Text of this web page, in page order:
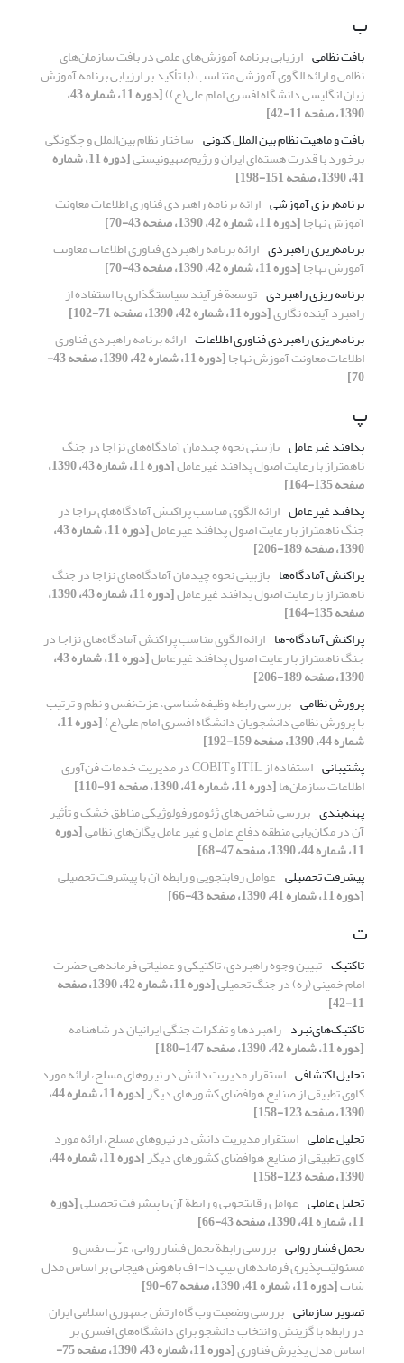
ب
بافت نظامی ارزیابی برنامه آموزش‌های علمی در بافت سازمان‌های
نظامی و ارائه الگوی آموزشی متناسب (با تأکید بر ارزیابی برنامه آموزش
زبان انگلیسی دانشگاه افسری امام علی(ع)) [دوره 11، شماره 43،
1390، صفحه 11-42]
بافت و ماهیت نظام بین الملل کنونی ساختار نظام بین‌الملل و چگونگی
برخورد با قدرت هسته‌ای ایران و رژیم‌صهیونیستی [دوره 11، شماره
41، 1390، صفحه 151-198]
برنامه‌ریزی آموزشی ارائه برنامه راهبردی فناوری اطلاعات معاونت
آموزش نهاجا[دوره 11، شماره 42، 1390، صفحه 43-70]
برنامه‌ریزی راهبردی ارائه برنامه راهبردی فناوری اطلاعات معاونت
آموزش نهاجا[دوره 11، شماره 42، 1390، صفحه 43-70]
برنامه ریزی راهبردی توسعة فرآیند سیاستگذاری با استفاده از
راهبرد آینده نگاری[دوره 11، شماره 42، 1390، صفحه 71-102]
برنامه‌ریزی راهبردی فناوری اطلاعات ارائه برنامه راهبردی فناوری
اطلاعات معاونت آموزش نهاجا [دوره 11، شماره 42، 1390، صفحه 43-
70]
پ
پدافند غیرعامل بازبینی نحوه چیدمان آمادگاه‌های نزاجا در جنگ
ناهمتراز با رعایت اصول پدافند غیرعامل [دوره 11، شماره 43، 1390،
صفحه 135-164]
پدافند غیرعامل ارائه الگوی مناسب پراکنش آمادگاه‌های نزاجا در
جنگ ناهمتراز با رعایت اصول پدافند غیرعامل [دوره 11، شماره 43،
1390، صفحه 189-206]
پراکنش آمادگاه‌ها بازبینی نحوه چیدمان آمادگاه‌های نزاجا در جنگ
ناهمتراز با رعایت اصول پدافند غیرعامل [دوره 11، شماره 43، 1390،
صفحه 135-164]
پراکنش آمادگاه¬ها ارائه الگوی مناسب پراکنش آمادگاه‌های نزاجا در
جنگ ناهمتراز با رعایت اصول پدافند غیرعامل [دوره 11، شماره 43،
1390، صفحه 189-206]
پرورش نظامی بررسی رابطه وظیفه‌شناسی، عزت‌نفس و نظم ‌و ترتیب
با پرورش نظامی دانشجویان دانشگاه افسری امام علی(ع) [دوره 11،
شماره 44، 1390، صفحه 159-192]
پشتیبانی
استفاده از ITIL وCOBIT در مدیریت خدمات فن‌آوری
اطلاعات سازمان‌ها[دوره 11، شماره 41، 1390، صفحه 91-110]
پهنه‌بندی بررسی شاخص‌های ژئومورفولوژیکی مناطق خشک و تأثیر
آن در مکان‌یابی منطقه دفاع عامل و غیر عامل یگان‌های نظامی[دوره
11، شماره 44، 1390، صفحه 47-68]
پیشرفت تحصیلی عوامل رقابت‏جویی و رابطة آن با پیشرفت تحصیلی
[دوره 11، شماره 41، 1390، صفحه 43-66]
ت
تاکتیک تبیین وجوه راهبردی، تاکتیکی و عملیاتی فرماندهی حضرت
امام خمینی (ره) در جنگ تحمیلی [دوره 11، شماره 42، 1390، صفحه
11-42]
تاکتیک‌های‌نبرد راهبردها و تفکرات جنگی ایرانیان در شاهنامه
[دوره 11، شماره 42، 1390، صفحه 147-180]
تحلیل اکتشافی استقرار مدیریت دانش در نیروهای مسلح، ارائه مورد
کاوی تطبیقی از صنایع هوافضای کشورهای دیگر [دوره 11، شماره 44،
1390، صفحه 123-158]
تحلیل عاملی استقرار مدیریت دانش در نیروهای مسلح، ارائه مورد
کاوی تطبیقی از صنایع هوافضای کشورهای دیگر [دوره 11، شماره 44،
1390، صفحه 123-158]
تحلیل عاملی عوامل رقابت‏جویی و رابطة آن با پیشرفت تحصیلی[دوره
11، شماره 41، 1390، صفحه 43-66]
تحمل فشار روانی بررسی رابطة تحمل فشار روانی، عزّت نفس و
مسئولیّت‌پذیری فرماندهان تیپ دا- اف با‌هوش هیجانی بر اساس مدل
شات[دوره 11، شماره 41، 1390، صفحه 67-90]
تصویر سازمانی بررسی وضعیت وب گاه ارتش جمهوری اسلامی ایران
در رابطه با گزینش و انتخاب دانشجو برای دانشگاه‌های افسری بر
اساس مدل پذیرش فناوری [دوره 11، شماره 43، 1390، صفحه 75-